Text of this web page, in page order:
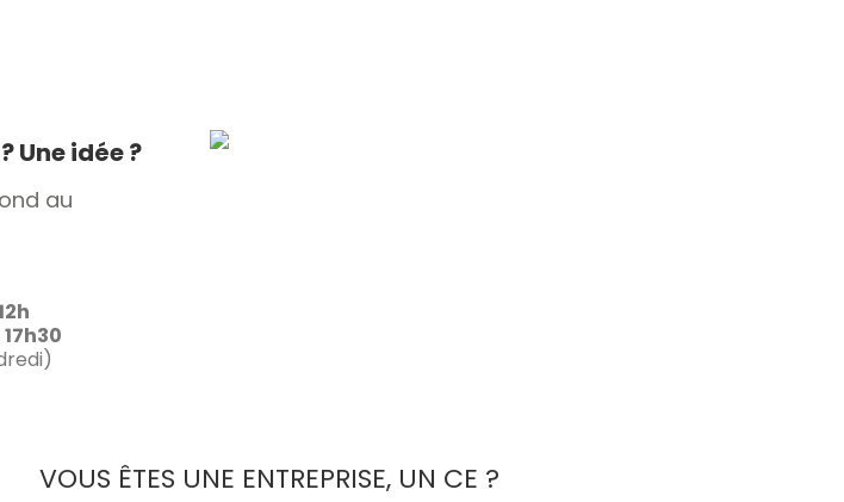
Une idée ?
au
VOUS ÊTES UNE ENTREPRISE, UN CE ?